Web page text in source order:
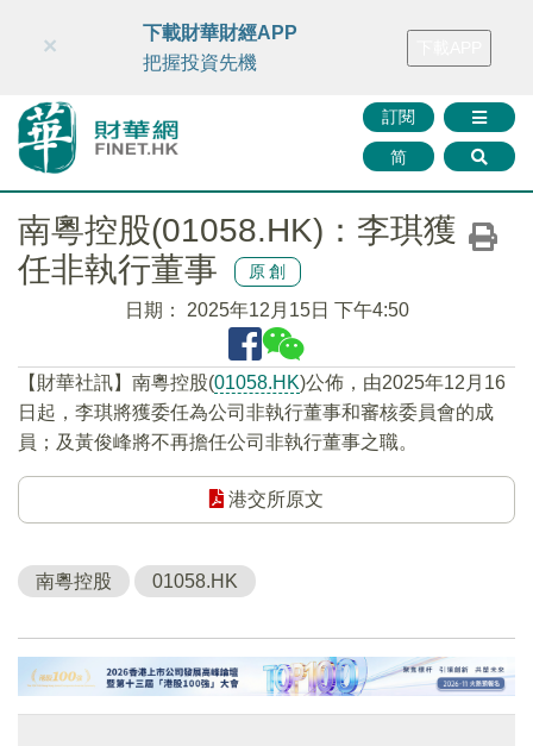
財華智庫網 FINTV FINMETA 財華證券 媒體矩陣
訂閱
简
×
下載財華財經APP
把握投資先機
南粵控股(01058.HK)：李琪獲
任非執行董事
原創
日期： 2025年12月15日 下午4:50
【財華社訊】南粵控股(01058.HK)公佈，由2025年12月16
日起，李琪將獲委任為公司非執行董事和審核委員會的成
員；及黃俊峰將不再擔任公司非執行董事之職。
港交所原文
南粵控股 01058.HK